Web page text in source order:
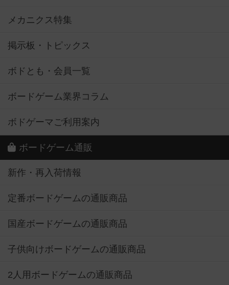
メカニクス特集
掲示板・トピックス
ボドとも・会員一覧
ボードゲーム業界コラム
ボドゲーマご利用案内
ボードゲーム通販
新作・再入荷情報
定番ボードゲームの通販商品
国産ボードゲームの通販商品
子供向けボードゲームの通販商品
2人用ボードゲームの通販商品